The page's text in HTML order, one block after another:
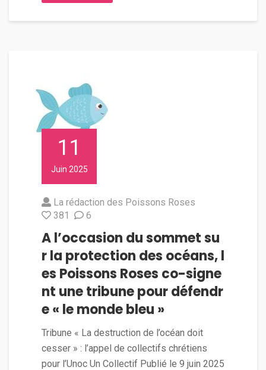
11
Juin 2025
La rédaction des Poissons Roses
381
6
A l’occasion du sommet su
r la protection des océans, l
es Poissons Roses co-signe
nt une tribune pour défendr
e « le monde bleu »
Tribune « La destruction de l’océan doit
cesser » : l’appel de collectifs chrétiens
pour l’Unoc Un Collectif Publié le 9 juin 2025